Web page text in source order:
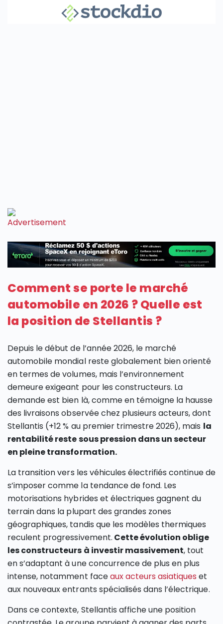
Comment se porte le marché
automobile en 2026 ? Quelle est
la position de Stellantis ?
Depuis le début de l’année 2026, le marché
automobile mondial reste globalement bien orienté
en termes de volumes, mais l’environnement
demeure exigeant pour les constructeurs. La
demande est bien là, comme en témoigne la hausse
des livraisons observée chez plusieurs acteurs, dont
Stellantis (+12 % au premier trimestre 2026), mais la
rentabilité reste sous pression dans un secteur
en pleine transformation.
La transition vers les véhicules électrifiés continue de
s’imposer comme la tendance de fond. Les
motorisations hybrides et électriques gagnent du
terrain dans la plupart des grandes zones
géographiques, tandis que les modèles thermiques
reculent progressivement. Cette évolution oblige
les constructeurs à investir massivement, tout
en s’adaptant à une concurrence de plus en plus
intense, notamment faceaux acteurs asiatiques et
aux nouveaux entrants spécialisés dans l’électrique.
Dans ce contexte, Stellantis affiche une position